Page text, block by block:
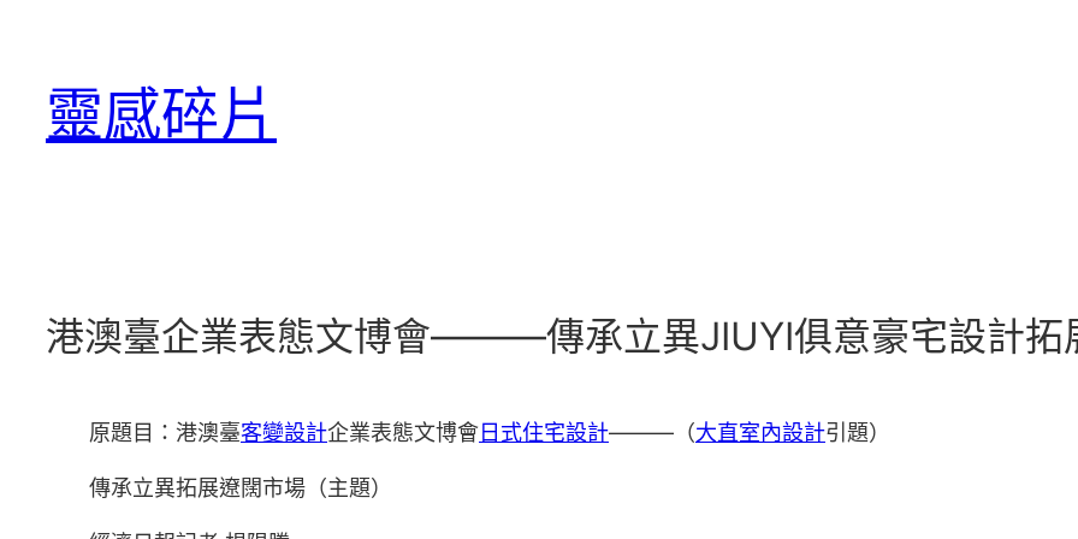
靈感碎片
港澳臺企業表態文博會———傳承立異JIUYI俱意豪宅設計拓
原題目：港澳臺客變設計企業表態文博會 日式住宅設計———（大直室內設計引題）
傳承立異拓展遼闊市場（主題）